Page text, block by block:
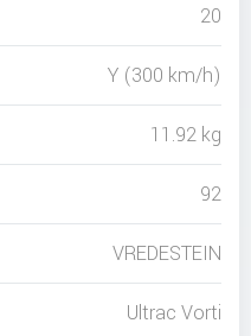
20
Y (300 km/h)
11.92 kg
92
VREDESTEIN
Ultrac Vorti